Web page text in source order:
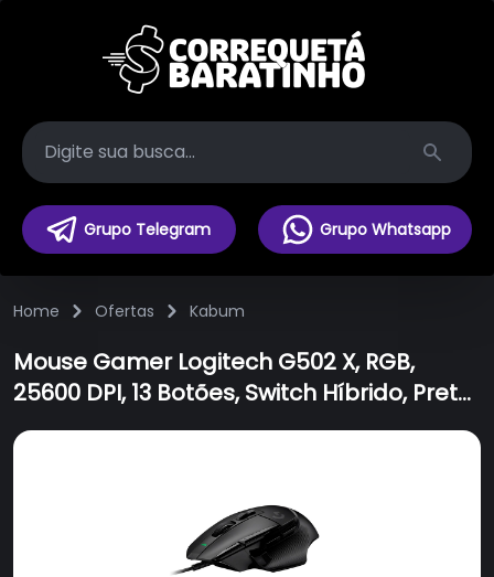
Search
Grupo Telegram Grupo Whatsapp
Home Ofertas Kabum
Mouse Gamer Logitech G502 X, RGB,
25600 DPI, 13 Botões, Switch Híbrido, Preto
- 910-006137